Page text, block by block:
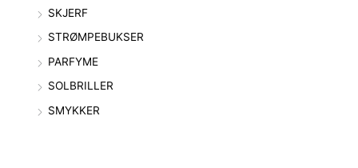
SKJERF
STRØMPEBUKSER
PARFYME
SOLBRILLER
SMYKKER